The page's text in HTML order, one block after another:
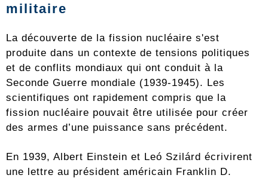
militaire
La découverte de la fission nucléaire s'est
produite dans un contexte de tensions politiques
et de conflits mondiaux qui ont conduit à la
Seconde Guerre mondiale (1939-1945). Les
scientifiques ont rapidement compris que la
fission nucléaire pouvait être utilisée pour créer
des armes d’une puissance sans précédent.
En 1939, Albert Einstein et Leó Szilárd écrivirent
une lettre au président américain Franklin D.